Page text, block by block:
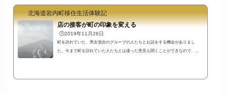
有数の歴史を持つ岩内町らしく歴史を刻んだ石碑がたくさんありますよ。岩内
町発祥の地・岩内場所運上屋本陣跡の石碑上の写真は運上屋跡の石碑と旧岩内
町役場の...
北海道岩内町移住生活体験記
店の接客が町の印象を変える
🕒️2019年11月26日
町を訪れていた、男女混合のグループの人たちとお話をする機会がありまし
た。今まで町を訪れていた人たちとは違った意見も聞くことができなので、な